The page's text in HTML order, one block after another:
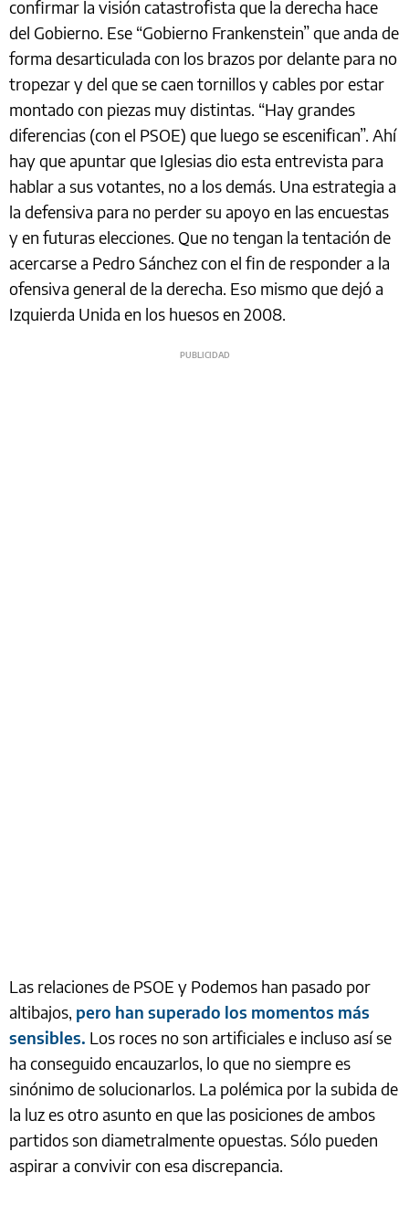
confirmar la visión catastrofista que la derecha hace
del Gobierno. Ese “Gobierno Frankenstein” que anda de
forma desarticulada con los brazos por delante para no
tropezar y del que se caen tornillos y cables por estar
montado con piezas muy distintas. “Hay grandes
diferencias (con el PSOE) que luego se escenifican”. Ahí
hay que apuntar que Iglesias dio esta entrevista para
hablar a sus votantes, no a los demás. Una estrategia a
la defensiva para no perder su apoyo en las encuestas
y en futuras elecciones. Que no tengan la tentación de
acercarse a Pedro Sánchez con el fin de responder a la
ofensiva general de la derecha. Eso mismo que dejó a
Izquierda Unida en los huesos en 2008.
Las relaciones de PSOE y Podemos han pasado por
altibajos, pero han superado los momentos más
sensibles. Los roces no son artificiales e incluso así se
ha conseguido encauzarlos, lo que no siempre es
sinónimo de solucionarlos. La polémica por la subida de
la luz es otro asunto en que las posiciones de ambos
partidos son diametralmente opuestas. Sólo pueden
aspirar a convivir con esa discrepancia.